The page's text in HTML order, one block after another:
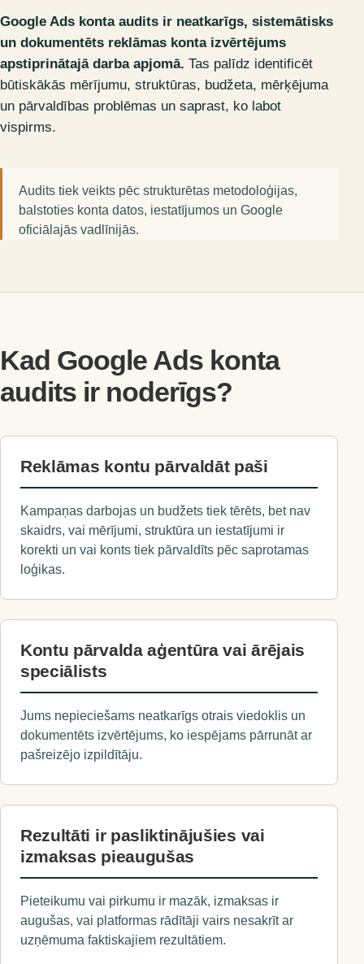
Google Ads konta audits ir neatkarīgs, sistemātisks
un dokumentēts reklāmas konta izvērtējums
apstiprinātajā darba apjomā. Tas palīdz identificēt
būtiskākās mērījumu, struktūras, budžeta, mērķējuma
un pārvaldības problēmas un saprast, ko labot
vispirms.
Audits tiek veikts pēc strukturētas metodoloģijas,
balstoties konta datos, iestatījumos un Google
oficiālajās vadlīnijās.
Kad Google Ads konta
audits ir noderīgs?
Reklāmas kontu pārvaldāt paši
Kampaņas darbojas un budžets tiek tērēts, bet nav
skaidrs, vai mērījumi, struktūra un iestatījumi ir
korekti un vai konts tiek pārvaldīts pēc saprotamas
loģikas.
Kontu pārvalda aģentūra vai ārējais
speciālists
Jums nepieciešams neatkarīgs otrais viedoklis un
dokumentēts izvērtējums, ko iespējams pārrunāt ar
pašreizējo izpildītāju.
Rezultāti ir pasliktinājušies vai
izmaksas pieaugušas
Pieteikumu vai pirkumu ir mazāk, izmaksas ir
augušas, vai platformas rādītāji vairs nesakrīt ar
uzņēmuma faktiskajiem rezultātiem.